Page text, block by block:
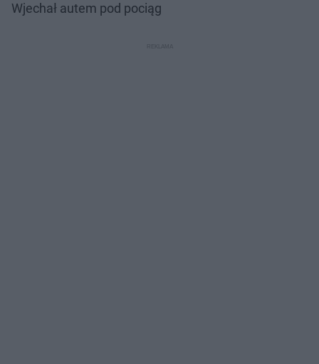
Wjechał autem pod pociąg